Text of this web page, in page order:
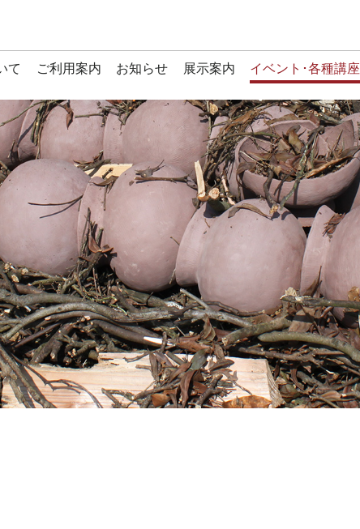
て ご利用案内 お知らせ 展示案内 イベント･各種講座